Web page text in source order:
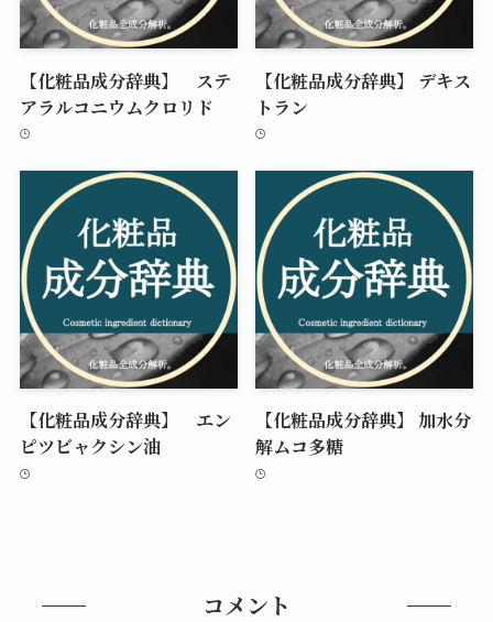
【化粧品成分辞典】 ステ
アラルコニウムクロリド
【化粧品成分辞典】 デキス
トラン
【化粧品成分辞典】 エン
ピツビャクシン油
【化粧品成分辞典】 加水分
解ムコ多糖
コメント